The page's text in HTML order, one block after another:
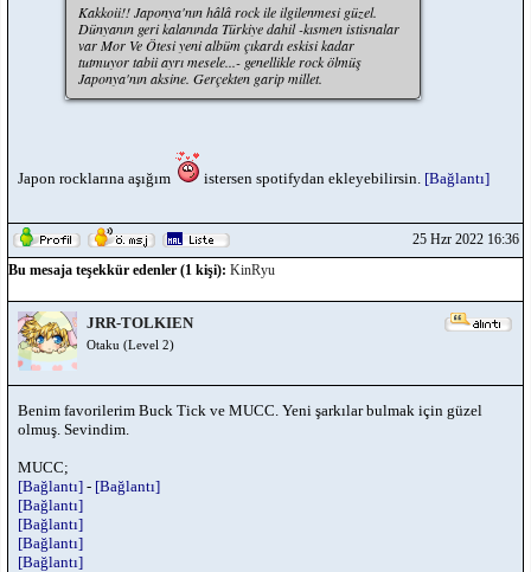
Kakkoii!! Japonya'nın hâlâ rock ile ilgilenmesi güzel.
Dünyanın geri kalanında Türkiye dahil -kısmen istisnalar
var Mor Ve Ötesi yeni albüm çıkardı eskisi kadar
tutmuyor tabii ayrı mesele...- genellikle rock ölmüş
Japonya'nın aksine. Gerçekten garip millet.
Japon rocklarına aşığım istersen spotifydan ekleyebilirsin. [Bağlantı]
25 Hzr 2022 16:36
Bu mesaja teşekkür edenler (1 kişi): KinRyu
JRR-TOLKIEN
Otaku (Level 2)
Benim favorilerim Buck Tick ve MUCC. Yeni şarkılar bulmak için güzel
olmuş. Sevindim.
MUCC;
[Bağlantı] - [Bağlantı]
[Bağlantı]
[Bağlantı]
[Bağlantı]
[Bağlantı]